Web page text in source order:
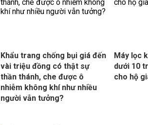
Khẩu trang chống bụi giá đến
vài triệu đồng có thật sự
thần thánh, che được ô
nhiễm không khí như nhiều
người vẫn tưởng?
Máy lọc
dưới 10
cho hộ